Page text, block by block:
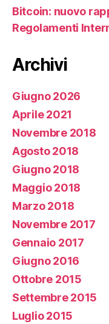
Bitcoin: nuovo
Regolamenti
Archivi
Giugno 2026
Aprile 2021
Novembre 2018
Agosto 2018
Giugno 2018
Maggio 2018
Marzo 2018
Novembre 2017
Gennaio 2017
Giugno 2016
Ottobre 2015
Settembre 2015
Luglio 2015